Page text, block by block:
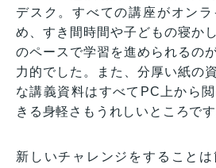
デスク。すべての講座がオン
め、すき間時間や子どもの寝か
のペースで学習を進められるの
力的でした。また、分厚い紙の
な講義資料はすべてPC上から
きる身軽さもうれしいところです
新しいチャレンジをすること